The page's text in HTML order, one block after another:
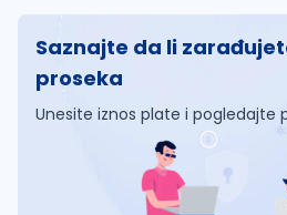
Saznajte da li
proseka
Unesite iznos plate i pogledajte